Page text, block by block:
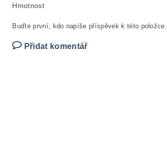
Hmotnost
Buďte první, kdo napíše příspěvek k této položce.
Přidat komentář